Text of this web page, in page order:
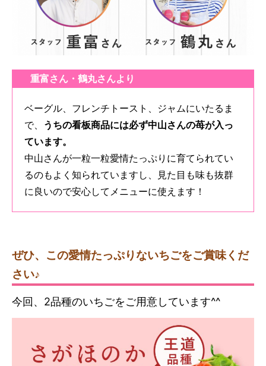
重富さん・鶴丸さんより
ベーグル、フレンチトースト、ジャムにいたるま
で、 うちの看板商品には必ず中山さんの苺が入っ
ています。
中山さんが一粒一粒愛情たっぷりに育てられてい
るのもよく知られていますし、見た目も味も抜群
に良いので安心してメニューに使えます！
ぜひ、この愛情たっぷりないちごをご賞味くだ
さい♪
今回、2品種のいちごをご用意しています^^